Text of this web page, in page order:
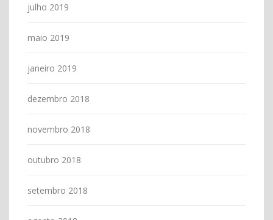
julho 2019
maio 2019
janeiro 2019
dezembro 2018
novembro 2018
outubro 2018
setembro 2018